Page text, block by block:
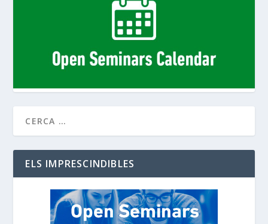
ELS IMPRESCINDIBLES